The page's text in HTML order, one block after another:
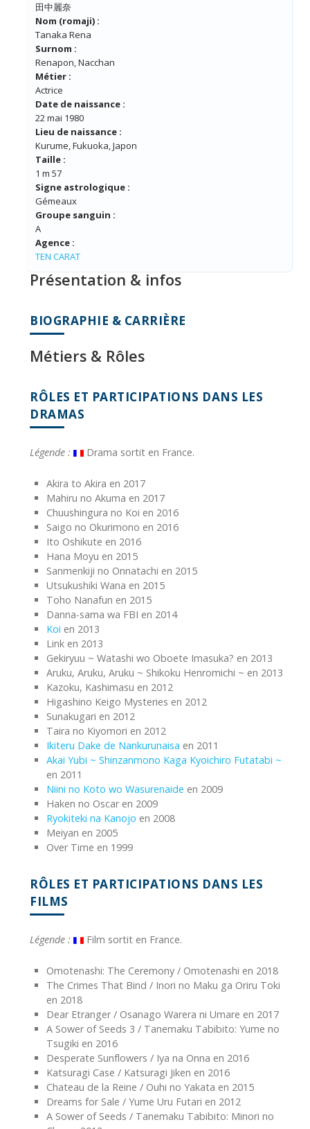
田中麗奈
Nom (romaji) :
Tanaka Rena
Surnom :
Renapon, Nacchan
Métier :
Actrice
Date de naissance :
22 mai 1980
Lieu de naissance :
Kurume, Fukuoka, Japon
Taille :
1 m 57
Signe astrologique :
Gémeaux
Groupe sanguin :
A
Agence :
TEN CARAT
Présentation & infos
BIOGRAPHIE & CARRIÈRE
Métiers & Rôles
RÔLES ET PARTICIPATIONS DANS LES
DRAMAS
Légende : Drama sortit en France.
Akira to Akira en 2017
Mahiru no Akuma en 2017
Chuushingura no Koi en 2016
Saigo no Okurimono en 2016
Ito Oshikute en 2016
Hana Moyu en 2015
Sanmenkiji no Onnatachi en 2015
Utsukushiki Wana en 2015
Toho Nanafun en 2015
Danna-sama wa FBI en 2014
Koi en 2013
Link en 2013
Gekiryuu ~ Watashi wo Oboete Imasuka? en 2013
Aruku, Aruku, Aruku ~ Shikoku Henromichi ~ en 2013
Kazoku, Kashimasu en 2012
Higashino Keigo Mysteries en 2012
Sunakugari en 2012
Taira no Kiyomori en 2012
Ikiteru Dake de Nankurunaisa en 2011
Akai Yubi ~ Shinzanmono Kaga Kyoichiro Futatabi ~
en 2011
Niini no Koto wo Wasurenaide en 2009
Haken no Oscar en 2009
Ryokiteki na Kanojo en 2008
Meiyan en 2005
Over Time en 1999
RÔLES ET PARTICIPATIONS DANS LES
FILMS
Légende : Film sortit en France.
Omotenashi: The Ceremony / Omotenashi en 2018
The Crimes That Bind / Inori no Maku ga Oriru Toki
en 2018
Dear Etranger / Osanago Warera ni Umare en 2017
A Sower of Seeds 3 / Tanemaku Tabibito: Yume no
Tsugiki en 2016
Desperate Sunflowers / Iya na Onna en 2016
Katsuragi Case / Katsuragi Jiken en 2016
Chateau de la Reine / Ouhi no Yakata en 2015
Dreams for Sale / Yume Uru Futari en 2012
A Sower of Seeds / Tanemaku Tabibito: Minori no